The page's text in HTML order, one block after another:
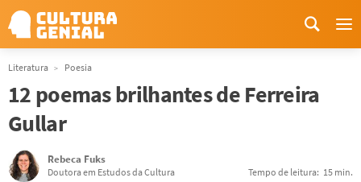
Literatura Poesia
12 poemas brilhantes de Ferreira
Gullar
Rebeca Fuks
Doutora em Estudos da Cultura Tempo de leitura: 15 min.